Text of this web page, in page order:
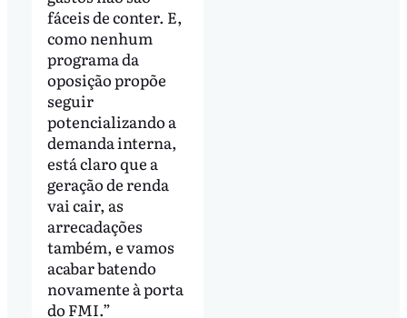
fáceis de conter. E,
como nenhum
programa da
oposição propõe
seguir
potencializando a
demanda interna,
está claro que a
geração de renda
vai cair, as
arrecadações
também, e vamos
acabar batendo
novamente à porta
do FMI.”